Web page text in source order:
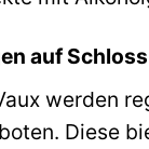
auf
werden
Diese